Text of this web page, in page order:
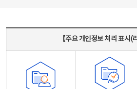
【주요 개인정보 처리 표시(